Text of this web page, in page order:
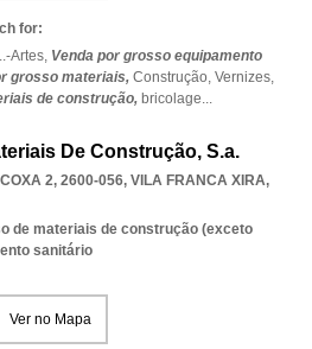
for:
-Artes, Venda por grosso equipamento
grosso materiais, Construção, Vernizes,
de construção, bricolage...
De Construção, S.a.
2, 2600-056, VILA FRANCA XIRA,
de materiais de construção (exceto
sanitário
Ver no Mapa